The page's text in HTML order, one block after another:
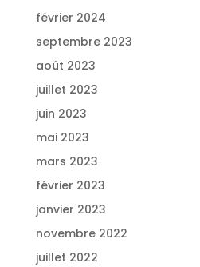
février 2024
septembre 2023
août 2023
juillet 2023
juin 2023
mai 2023
mars 2023
février 2023
janvier 2023
novembre 2022
juillet 2022